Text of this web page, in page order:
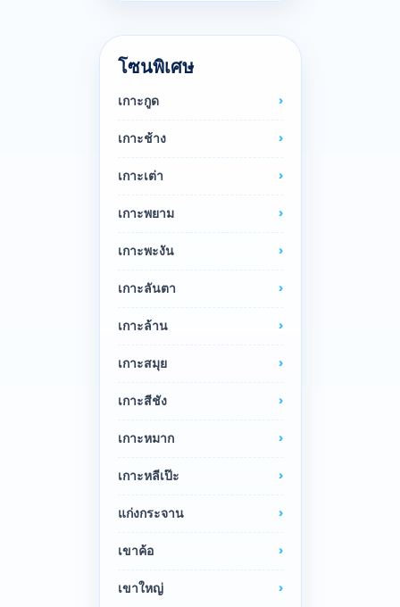
โซนพิเศษ
เกาะกูด
เกาะช้าง
เกาะเต่า
เกาะพยาม
เกาะพะงัน
เกาะลันตา
เกาะล้าน
เกาะสมุย
เกาะสีชัง
เกาะหมาก
เกาะหลีเป๊ะ
แก่งกระจาน
เขาค้อ
เขาใหญ่